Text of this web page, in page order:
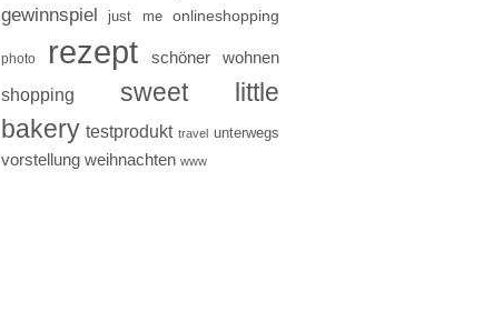
gewinnspiel just me onlineshopping
photo rezept schöner wohnen
shopping
sweet little
bakery testprodukt travel unterwegs
vorstellung weihnachten www